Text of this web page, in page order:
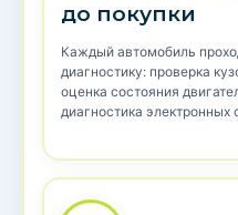
до покупки
Каждый автомобиль
диагностику: проверка
оценка состояния
диагностика электронных